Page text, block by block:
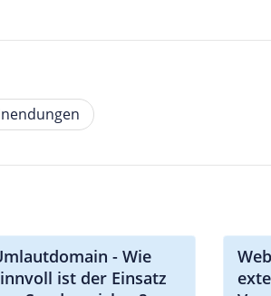
- Wie
ist der Einsatz